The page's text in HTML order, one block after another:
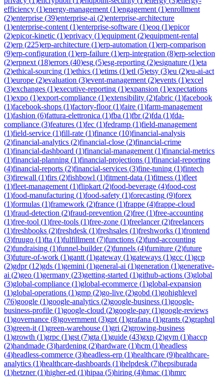
efficiency (1)energy-management (1)engagement (1)enrollment
(2)enterprise (39)enterprise-ai (2)enterprise-architecture
(1)enterprise-content (1)enterprise-software (1)eoq (1)epicor
(2)epicor-kinetic (1)eprivacy (1)equipment (2)equipment-rental
(2)erp (225)erp-architecture (1)erp-automation (1)erp-comparison
(9)erp-configuration (1)erp-failure (1)erp-integration (8)erp-selection
(2)erpnext (18)errors (40)esg (5)esg-reporting (2)esignature (1)eta
(2)ethical-sourcing (1)ethics (1)etims (1)etl (5)etsy (3)eu (2)eu-ai-act
(1)europe (2)evaluation (3)event-management (2)events (1)excel
(3)exchanges (1)executive-reporting (1)expansion (1)expectations
(1)expo (1)export-compliance (1)extensibility (2)fabric (1)facebook
(1)facebook-shops (1)factory-floor(1)faire (1)farm-management
(1)fashion (6)fattura-elettronica (1)fba (1)fbr(2)fda (1)fda-
compliance (3)features (1)fec (1)fedramp (1)field-management
(1)field-service (1)fill-rate (1)finance (10)financial-analysis
(2)financial-analytics (2)financial-close (2)financial-crime
(1)financial-dashboard (1)financial-management (1)financial-metrics
(1)financial-planning (1)financial-projections (1)financial-reporting
(4)financial-reports (2)financial-services (3)fine-tuning (1)fintech
(3)firewall (1)firs (2)fishbowl (1)fitment-data (1)fitness (1)fleet
(1)fleet-management (1)flipkart (2)food-beverage (4)food-cost
(1)food-manufacturing (1)food-safety (1)forecasting (9)forex
(1)formulas (1)framework (2)france (1)frappe (4)frappe-cloud
(1)fraud-detection (2)fraud-prevention (2)free (1)free-accounting
(1)free-tool (1)free-tools (1)free-zone (1)freelancer(2)freelancers
(1)freshbooks (2)freshdesk (1)freshsales (1)freshworks (1)frontend
(3)fruugo (1)fta (1)fulfillment (7)functions (2)fund-accounting
(2)fundraising (1)funnel-builder(2)funnels (4)furniture (2)future
(3)future-of-work (1)gantt (1)gateway (1)gateways (1)gcc (1)gcp
(2)gdpr(12)gds (1)gemini (1)general-ai (1)generation (1)generative-
ai (2)geo (1)germany (23)getting-started (1)github-actions (3)global
(3)global-compliance (1)global-ecommerce (1)global-expansion
(1)global-operations (1)gmp (2)go-live (2)gobd (1)gohighlevel
(76)google (1)google-analytics (2)google-business (1)google-
business-profile (1)google-cloud (2)google-pay (1)google-reviews
(1)governance (8)government (3)gpt (1)grafana (1)grants (2)graphql
(3)green-it (1)green-warehouse (1)gri (2)growing-business
(1)growth (1)grpc (1)gst (7)gta (1)guide (43)gxp (2)gym (1)haccp
(2)handmade (3)hardening (2)hardware (1)hcm (1)headless
(4)headless-commerce (3)headless-erp (1)healthcare (9)healthcare-
analytics (1)healthcare-dashboards (1)helpdesk (7)hepsiburada
(1)hetzner(1)higher-ed (1)hipaa (5)hiring (4)hmac (1)hmrc